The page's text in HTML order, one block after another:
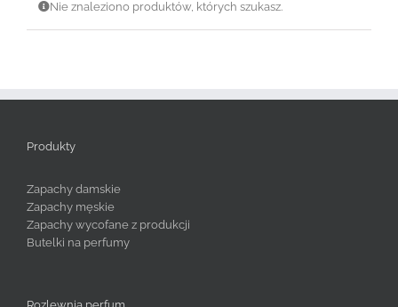
Nie znaleziono produktów, których szukasz.
Produkty
Zapachy damskie
Zapachy męskie
Zapachy wycofane z produkcji
Butelki na perfumy